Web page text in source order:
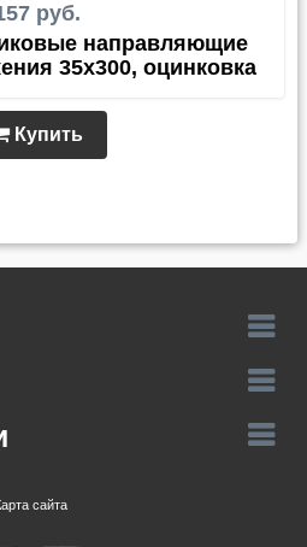
руб.
направляющие
35х300, оцинковка
Купить
сайта